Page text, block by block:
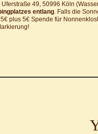
49, 50996 Köln
entlang. Falls die
plus 5€ Spende für